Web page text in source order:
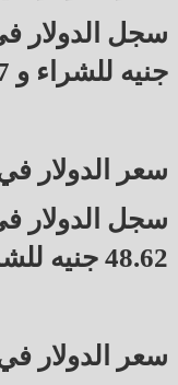
جنيه للشراء و 48.77 جنيه للبيع.
سعر الدولار
سجل الدولار
48.62 جنيه للشراء و 48.72 جنيه للبيع.
سعر الدولار